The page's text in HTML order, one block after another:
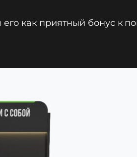
как приятный бонус к